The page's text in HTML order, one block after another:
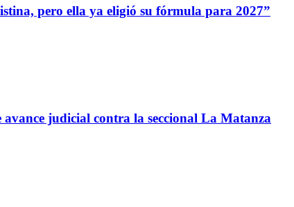
pero ella ya eligió su fórmula para 2027”
judicial contra la seccional La Matanza